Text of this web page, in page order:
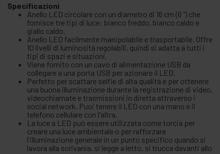
Specificazioni
Anello LED circolare con un diametro di 16 cm (6 ”) che
fornisce tre tipi di luce: bianco freddo, bianco caldo e
giallo caldo.
Anello LED facilmente manipolabile e trasportabile. Offre
10 livelli di luminosità regolabili, quindi si adatta a tutti i
tipi di spazi e situazioni.
Viene fornito con un cavo di alimentazione USB da
collegare a una porta USB per azionare il LED.
Perfetto per scattare selfie di alta qualità e per ottenere
una buona illuminazione durante la registrazione di video,
videochiamate e trasmissioni in diretta attraverso i
social network. Puoi tenere il LED con una mano e il
telefono cellulare con l'altra.
La luce a LED può essere utilizzata come torcia per
creare una luce ambientale o per rafforzare
l'illuminazione generale in un punto specifico quando si
lavora alla scrivania, si legge a letto, si trucca davanti allo